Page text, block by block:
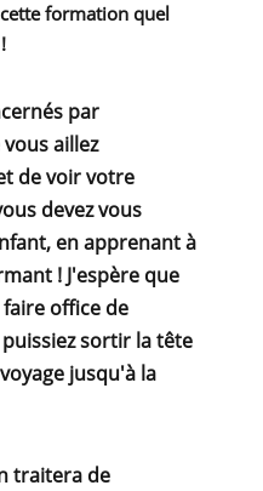
formation quel
par
aillez
de voir votre
devez vous
en apprenant à
! J'espère que
office de
sortir la tête
jusqu'à la
traitera de